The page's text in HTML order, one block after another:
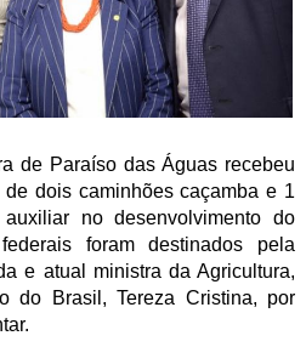
de Paraíso das Águas recebeu
dois caminhões caçamba e 1
no desenvolvimento do
foram destinados pela
e atual ministra da Agricultura,
do Brasil, Tereza Cristina, por